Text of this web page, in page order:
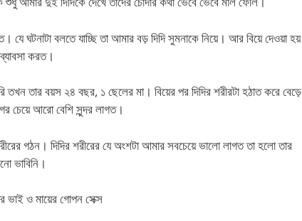
ঘটনাটা বলতে যাচ্ছি তা আমার বড় দিদি সুমনাকে নিয়ে। আর বিয়ে দেওয়া হয়
করত।
তার বয়স ২৪ বছর, ১ ছেলের মা। বিয়ের পর দিদির শরীরটা হঠাত করে বেড়ে
চেয়ে আরো বেশি সুন্দর লাগত।
গঠন। দিদির শরীরের যে অংশটা আমার সবচেয়ে ভালো লাগত তা হলো তার
ভাবিনি।
ও মায়ের গোপন সেক্স